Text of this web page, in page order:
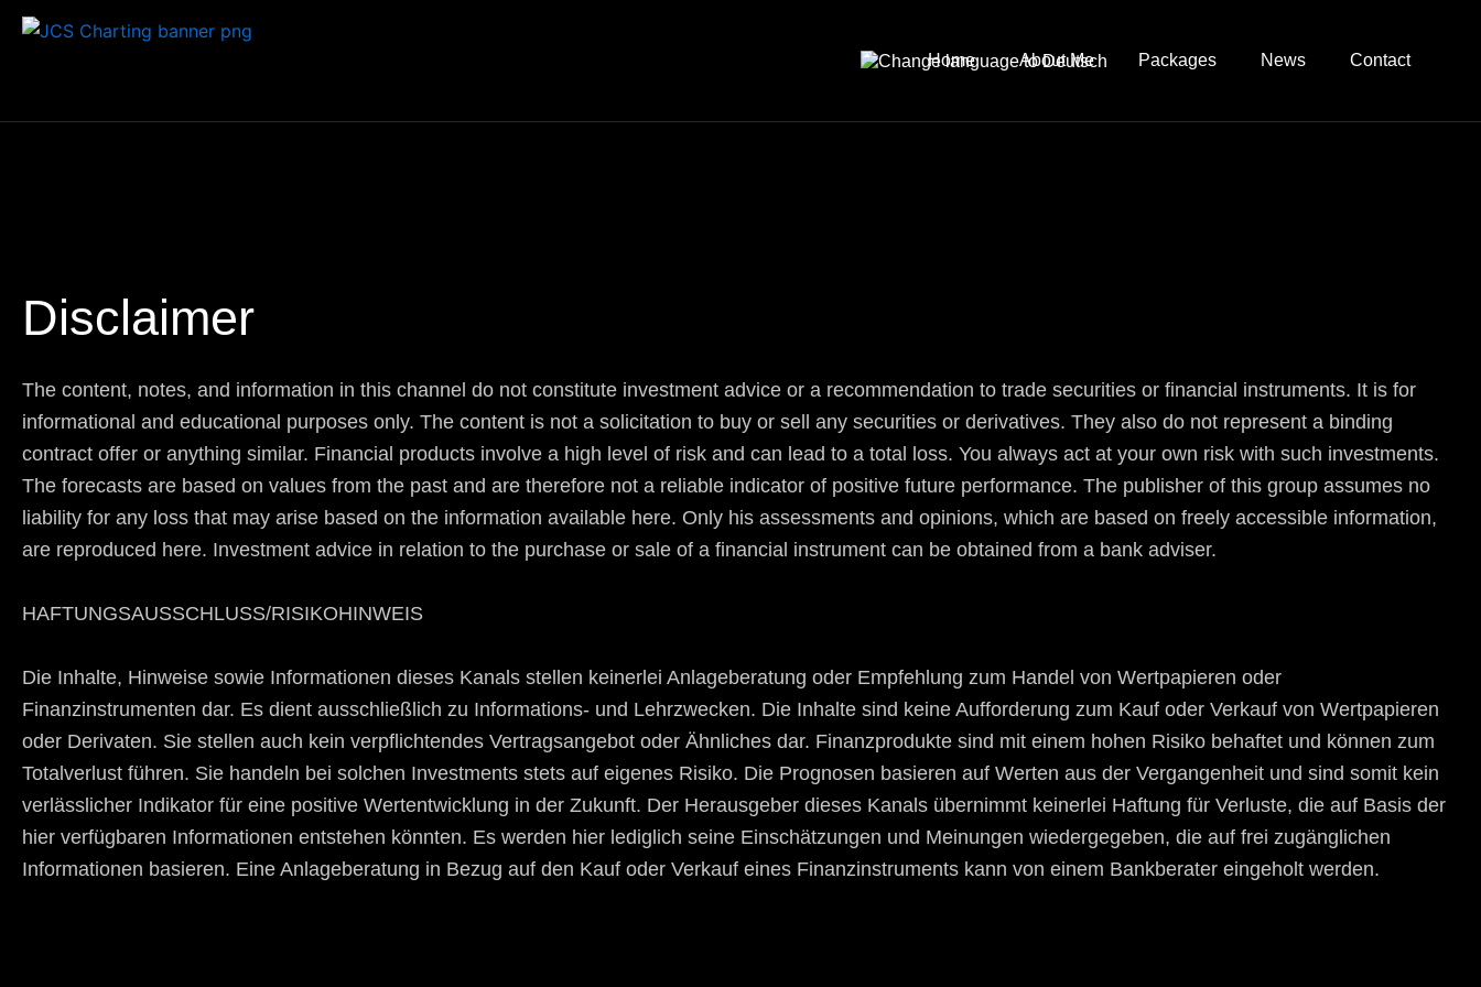
Skip
Home About Me Packages News Contact
Disclaimer
The content, notes, and information in this channel do not constitute investment advice or a recommendation to trade securities or financial instruments. It is for
informational and educational purposes only. The content is not a solicitation to buy or sell any securities or derivatives. They also do not represent a binding
contract offer or anything similar. Financial products involve a high level of risk and can lead to a total loss. You always act at your own risk with such investments.
The forecasts are based on values from the past and are therefore not a reliable indicator of positive future performance. The publisher of this group assumes no
liability for any loss that may arise based on the information available here. Only his assessments and opinions, which are based on freely accessible information,
are reproduced here. Investment advice in relation to the purchase or sale of a financial instrument can be obtained from a bank adviser.
HAFTUNGSAUSSCHLUSS/RISIKOHINWEIS
Die Inhalte, Hinweise sowie Informationen dieses Kanals stellen keinerlei Anlageberatung oder Empfehlung zum Handel von Wertpapieren oder
Finanzinstrumenten dar. Es dient ausschließlich zu Informations- und Lehrzwecken. Die Inhalte sind keine Aufforderung zum Kauf oder Verkauf von Wertpapieren
oder Derivaten. Sie stellen auch kein verpflichtendes Vertragsangebot oder Ähnliches dar. Finanzprodukte sind mit einem hohen Risiko behaftet und können zum
Totalverlust führen. Sie handeln bei solchen Investments stets auf eigenes Risiko. Die Prognosen basieren auf Werten aus der Vergangenheit und sind somit kein
verlässlicher Indikator für eine positive Wertentwicklung in der Zukunft. Der Herausgeber dieses Kanals übernimmt keinerlei Haftung für Verluste, die auf Basis der
hier verfügbaren Informationen entstehen könnten. Es werden hier lediglich seine Einschätzungen und Meinungen wiedergegeben, die auf frei zugänglichen
Informationen basieren. Eine Anlageberatung in Bezug auf den Kauf oder Verkauf eines Finanzinstruments kann von einem Bankberater eingeholt werden.